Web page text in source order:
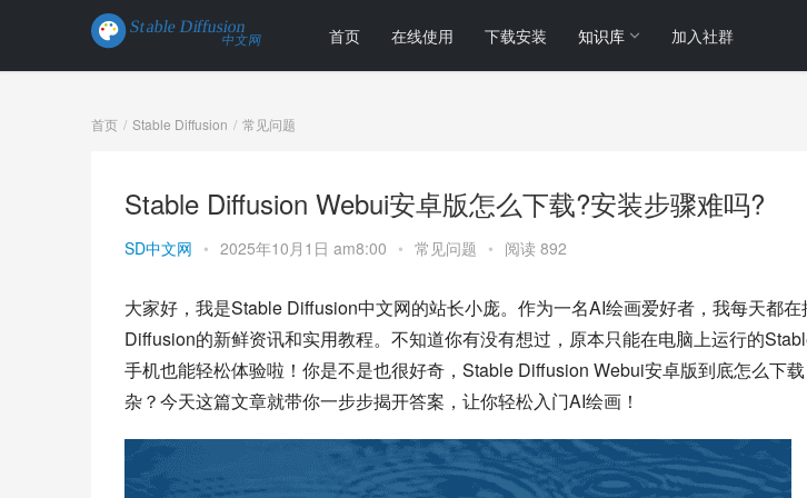
首页 在线使用 下载安装 知识库 加入社群
首页 Stable Diffusion 常见问题
Stable Diffusion Webui安卓版怎么下载?安装步骤难吗?
SD中文网 • 2025年10月1日 am8:00 • 常见问题 • 阅读 892
大家好，我是Stable Diffusion中文网的站长小庞。作为一名AI绘画爱好者，我每天都
Diffusion的新鲜资讯和实用教程。不知道你有没有想过，原本只能在电脑上运行的
手机也能轻松体验啦！你是不是也很好奇，Stable Diffusion Webui安卓版到底怎么下
杂？今天这篇文章就带你一步步揭开答案，让你轻松入门AI绘画！